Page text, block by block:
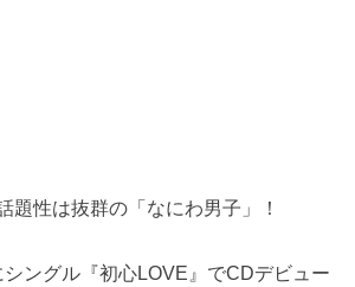
題性は抜群の「なにわ男子」！
ングル『初心LOVE』でCDデビュー